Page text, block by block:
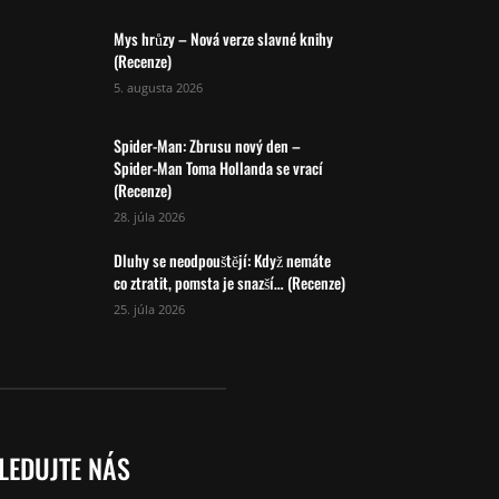
Mys hrůzy – Nová verze slavné knihy
(Recenze)
5. augusta 2026
Spider-Man: Zbrusu nový den –
Spider-Man Toma Hollanda se vrací
(Recenze)
28. júla 2026
Dluhy se neodpouštějí: Když nemáte
co ztratit, pomsta je snazší… (Recenze)
25. júla 2026
NÁS